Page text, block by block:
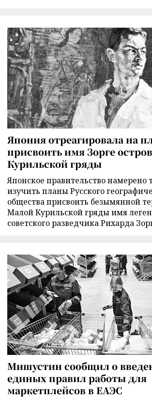
Япония отреагировала на
присвоить имя Зорге
Курильской гряды
Японское правительство намерено
изучить планы Русского
общества присвоить безымянной
Малой Курильской гряды имя
советского разведчика Рихарда
Мишустин сообщил о
единых правил работы для
маркетплейсов в ЕАЭС